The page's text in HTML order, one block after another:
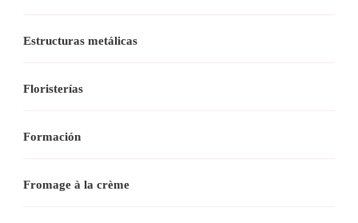
Estructuras metálicas
Floristerías
Formación
Fromage à la crème